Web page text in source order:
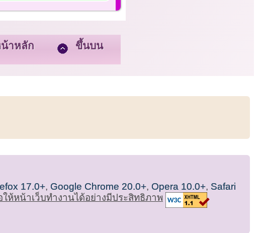
าหลัก ขึ้นบน
17.0+, Google Chrome 20.0+, Opera 10.0+, Safari
ให้หน้าเว็บทำงานได้อย่างมีประสิทธิภาพ